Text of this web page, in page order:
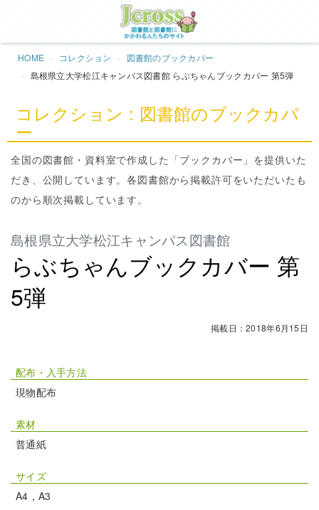
HOME コレクション
図書館のブックカバー
島根県立大学松江キャンパス図書館 らぶちゃんブックカバー 第5弾
コレクション : 図書館のブックカバ
ー
全国の図書館・資料室で作成した「ブックカバー」を提供いた
だき、公開しています。各図書館から掲載許可をいただいたも
のから順次掲載しています。
島根県立大学松江キャンパス図書館
らぶちゃんブックカバー 第
5弾
掲載日：2018年6月15日
配布・入手方法
現物配布
素材
普通紙
サイズ
A4，A3